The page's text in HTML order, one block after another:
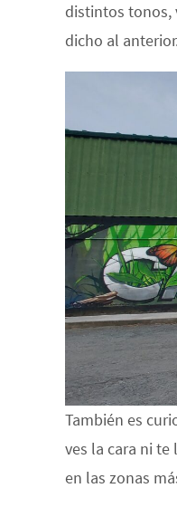
distintos tonos,
dicho al
También es
ves la cara ni
en las zonas